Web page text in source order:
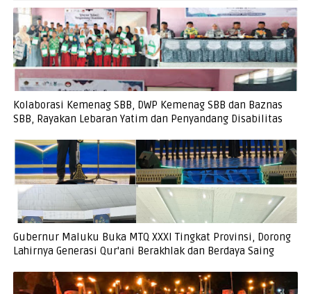
Kolaborasi Kemenag SBB, DWP Kemenag SBB dan Baznas
SBB, Rayakan Lebaran Yatim dan Penyandang Disabilitas
Gubernur Maluku Buka MTQ XXXI Tingkat Provinsi, Dorong
Lahirnya Generasi Qur'ani Berakhlak dan Berdaya Saing